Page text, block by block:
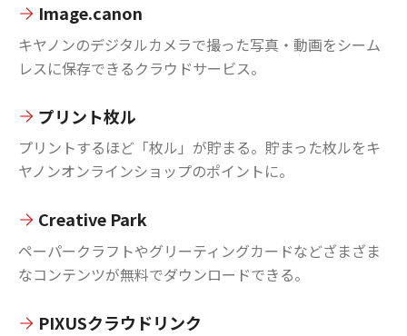
Image.canon
キヤノンのデジタルカメラで撮った写真・動画をシーム
レスに保存できるクラウドサービス。
プリント枚ル
プリントするほど「枚ル」が貯まる。貯まった枚ルをキ
ヤノンオンラインショップのポイントに。
Creative Park
ペーパークラフトやグリーティングカードなどざまざま
なコンテンツが無料でダウンロードできる。
PIXUSクラウドリンク